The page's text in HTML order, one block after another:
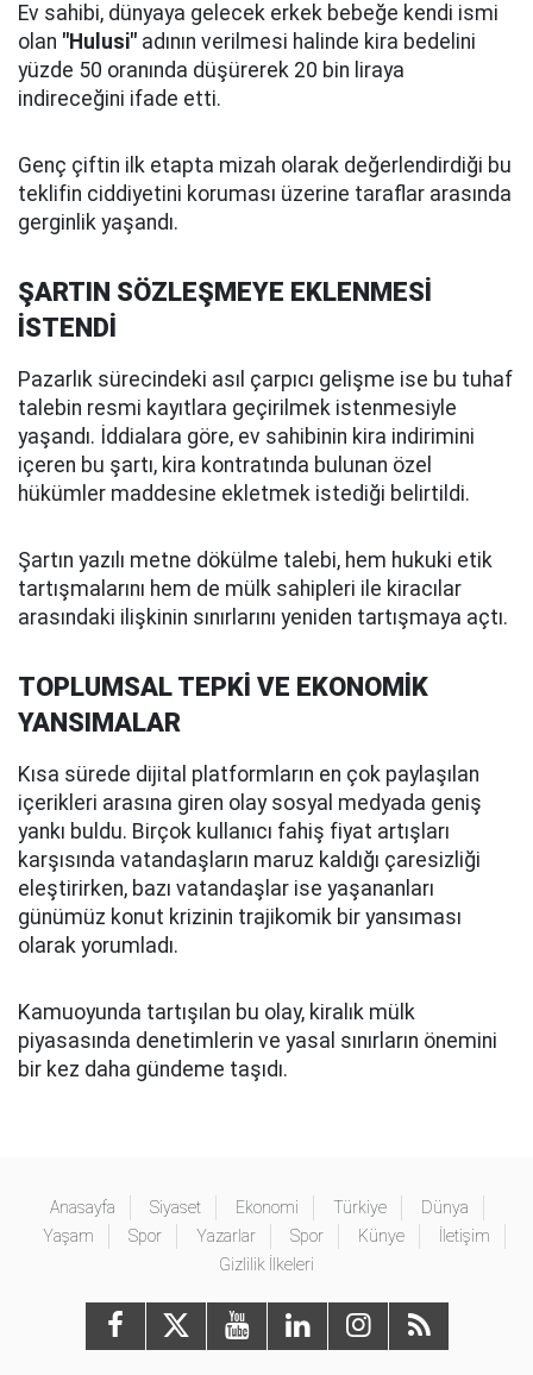
Ev sahibi, dünyaya gelecek erkek bebeğe kendi ismi
olan "Hulusi" adının verilmesi halinde kira bedelini
yüzde 50 oranında düşürerek 20 bin liraya
indireceğini ifade etti.
Genç çiftin ilk etapta mizah olarak değerlendirdiği bu
teklifin ciddiyetini koruması üzerine taraflar arasında
gerginlik yaşandı.
ŞARTIN SÖZLEŞMEYE EKLENMESİ
İSTENDİ
Pazarlık sürecindeki asıl çarpıcı gelişme ise bu tuhaf
talebin resmi kayıtlara geçirilmek istenmesiyle
yaşandı. İddialara göre, ev sahibinin kira indirimini
içeren bu şartı, kira kontratında bulunan özel
hükümler maddesine ekletmek istediği belirtildi.
Şartın yazılı metne dökülme talebi, hem hukuki etik
tartışmalarını hem de mülk sahipleri ile kiracılar
arasındaki ilişkinin sınırlarını yeniden tartışmaya açtı.
TOPLUMSAL TEPKİ VE EKONOMİK
YANSIMALAR
Kısa sürede dijital platformların en çok paylaşılan
içerikleri arasına giren olay sosyal medyada geniş
yankı buldu. Birçok kullanıcı fahiş fiyat artışları
karşısında vatandaşların maruz kaldığı çaresizliği
eleştirirken, bazı vatandaşlar ise yaşananları
günümüz konut krizinin trajikomik bir yansıması
olarak yorumladı.
Kamuoyunda tartışılan bu olay, kiralık mülk
piyasasında denetimlerin ve yasal sınırların önemini
bir kez daha gündeme taşıdı.
Anasayfa Siyaset Ekonomi Türkiye
Dünya
Yaşam
Spor Yazarlar Spor Künye
İletişim
Gizlilik İlkeleri